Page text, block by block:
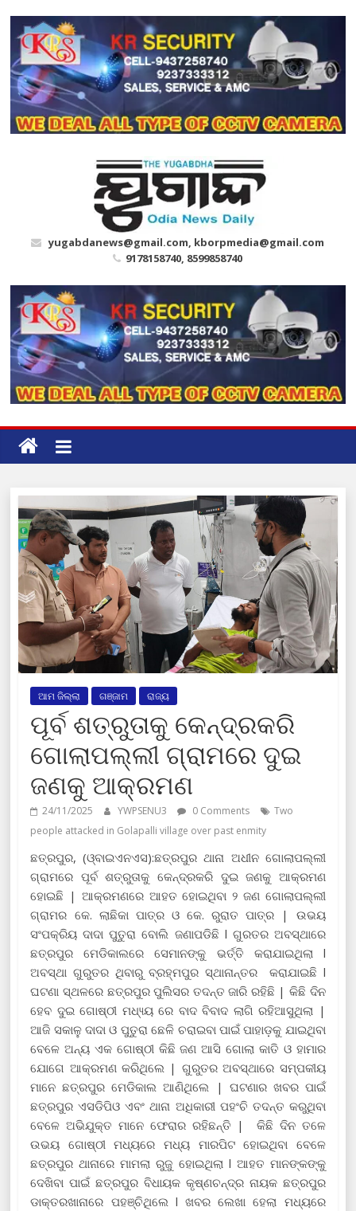
content
yugabdanews@gmail.com, kborpmedia@gmail.com
9178158740, 8599858740
ଆମ ଜିଲ୍ଲା ଗଞ୍ଜାମ ରାଜ୍ୟ
ପୂର୍ବ ଶତ୍ରୁତାକୁ କେନ୍ଦ୍ରକରି
ଗୋଲାପଲ୍ଲୀ ଗ୍ରାମରେ ଦୁଇ
ଜଣକୁ ଆକ୍ରମଣ
24/11/2025 YWPSENU3 0 Comments
Two
people attacked in Golapalli village over past enmity
ଛତ୍ରପୁର, (ଓ୍ବାଇଏନଏସ):ଛତ୍ରପୁର ଥାନା ଅଧୀନ ଗୋଲାପଲ୍ଲୀ
ଗ୍ରାମରେ ପୂର୍ବ ଶତ୍ରୁତାକୁ କେନ୍ଦ୍ରକରି ଦୁଇ ଜଣକୁ ଆକ୍ରମଣ
ହୋଇଛି | ଆକ୍ରମଣରେ ଆହତ ହୋଇଥିବା ୨ ଜଣ ଗୋଲାପଲ୍ଲୀ
ଗ୍ରାମର କେ. ଲାଛିକା ପାତ୍ର ଓ କେ. ରୁରାତ ପାତ୍ର | ଉଭୟ
ସଂପକ୍ରିୟ ଦାଦା ପୁତୁରା ବୋଲି ଜଣାପଡିଛି l ଗୁରତର ଅବସ୍ଥାରେ
ଛତ୍ରପୁର ମେଡିକାଲରେ ସେମାନଙ୍କୁ ଭର୍ତ୍ତି କରାଯାଇଥିଲା l
ଅବସ୍ଥା ଗୁରୁତର ଥିବାରୁ ବ୍ରହ୍ମପୁର ସ୍ଥାନାନ୍ତର କରାଯାଇଛି l
ଘଟଣା ସ୍ଥଳରେ ଛତ୍ରପୁର ପୁଲିସର ତଦନ୍ତ ଜାରି ରହିଛି | କିଛି ଦିନ
ହେବ ଦୁଇ ଗୋଷ୍ଠୀ ମଧ୍ୟ୍ୟ ରେ ବାଦ ବିବାଦ ଲାଗି ରହିଆସୁଥିଲା |
ଆଜି ସକାଳୁ ଦାଦା ଓ ପୁତୁରା ଛେଳି ଚରାଇବା ପାଇଁ ପାହାଡ଼କୁ ଯାଇଥିବା
ବେଳେ ଅନ୍ୟ ଏକ ଗୋଷ୍ଠୀ କିଛି ଜଣ ଆସି ଗୋଲା କାତି ଓ ହାମାର
ଯୋଗେ ଆକ୍ରମଣ କରିଥିଲେ | ଗୁରୁତର ଅବସ୍ଥାରେ ସମ୍ପକୀୟ
ମାନେ ଛତ୍ରପୁର ମେଡିକାଲ ଆଣିଥିଲେ | ଘଟଣାର ଖବର ପାଇଁ
ଛତ୍ରପୁର ଏସଡିପିଓ ଏବଂ ଥାନା ଅଧିକାରୀ ପହଂଚି ତଦନ୍ତ କରୁଥିବା
ବେଳେ ଅଭିଯୁକ୍ତ ମାନେ ଫେରାର ରହିଛନ୍ତି | କିଛି ଦିନ ତଳେ
ଉଭୟ ଗୋଷ୍ଠୀ ମଧ୍ୟରେ ମଧ୍ୟ ମାରପିଟ ହୋଇଥିବା ବେଳେ
ଛତ୍ରପୁର ଥାନାରେ ମାମଲା ରୁଜୁ ହୋଇଥିଲା l ଆହତ ମାନଙ୍କଙ୍କୁ
ଦେଖିବା ପାଇଁ ଛତ୍ରପୁର ବିଧାୟକ କୃଷ୍ଣଚନ୍ଦ୍ର ନାୟକ ଛତ୍ରପୁର
ଡାକ୍ତରଖାନାରେ ପହଞ୍ଚିଥିଲେ l ଖବର ଲେଖା ହେଲା ମଧ୍ୟରେ